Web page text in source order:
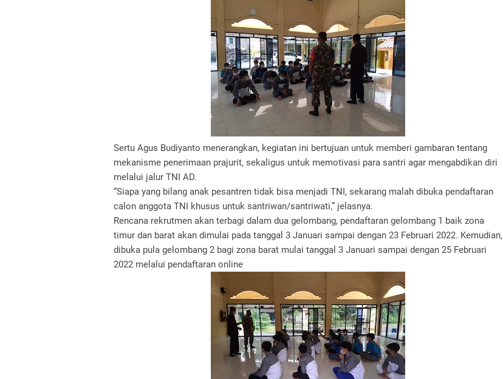
Sertu Agus Budiyanto menerangkan, kegiatan ini bertujuan untuk memberi gambaran tentang
mekanisme penerimaan prajurit, sekaligus untuk memotivasi para santri agar mengabdikan diri
melalui jalur TNI AD.
“Siapa yang bilang anak pesantren tidak bisa menjadi TNI, sekarang malah dibuka pendaftaran
calon anggota TNI khusus untuk santriwan/santriwati,” jelasnya.
Rencana rekrutmen akan terbagi dalam dua gelombang, pendaftaran gelombang 1 baik zona
timur dan barat akan dimulai pada tanggal 3 Januari sampai dengan 23 Februari 2022. Kemudian,
dibuka pula gelombang 2 bagi zona barat mulai tanggal 3 Januari sampai dengan 25 Februari
2022 melalui pendaftaran online